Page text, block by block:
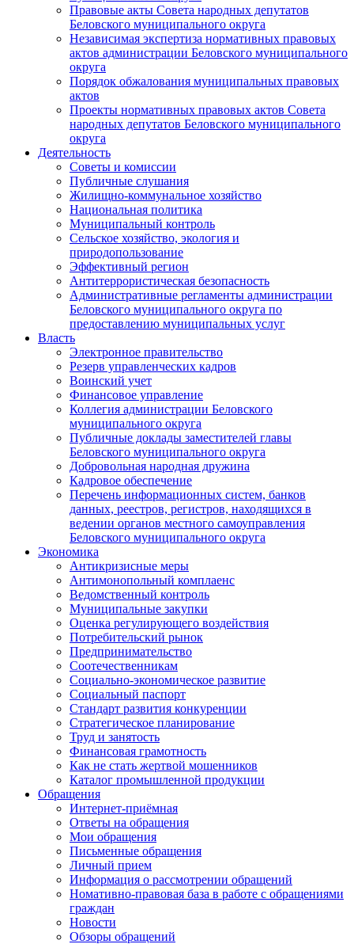
Правовые акты Совета народных депутатов
Беловского муниципального округа
Независимая экспертиза нормативных правовых
актов администрации Беловского муниципального
округа
Порядок обжалования муниципальных правовых
актов
Проекты нормативных правовых актов Совета
народных депутатов Беловского муниципального
округа
Деятельность
Советы и комиссии
Публичные слушания
Жилищно-коммунальное хозяйство
Национальная политика
Муниципальный контроль
Сельское хозяйство, экология и
природопользование
Эффективный регион
Антитеррористическая безопасность
Административные регламенты администрации
Беловского муниципального округа по
предоставлению муниципальных услуг
Власть
Электронное правительство
Резерв управленческих кадров
Воинский учет
Финансовое управление
Коллегия администрации Беловского
муниципального округа
Публичные доклады заместителей главы
Беловского муниципального округа
Добровольная народная дружина
Кадровое обеспечение
Перечень информационных систем, банков
данных, реестров, регистров, находящихся в
ведении органов местного самоуправления
Беловского муниципального округа
Экономика
Антикризисные меры
Антимонопольный комплаенс
Ведомственный контроль
Муниципальные закупки
Оценка регулирующего воздействия
Потребительский рынок
Предпринимательство
Соотечественникам
Социально-экономическое развитие
Социальный паспорт
Стандарт развития конкуренции
Стратегическое планирование
Труд и занятость
Финансовая грамотность
Как не стать жертвой мошенников
Каталог промышленной продукции
Обращения
Интернет-приёмная
Ответы на обращения
Мои обращения
Письменные обращения
Личный прием
Информация о рассмотрении обращений
Номативно-правовая база в работе с обращениями
граждан
Новости
Обзоры обращений